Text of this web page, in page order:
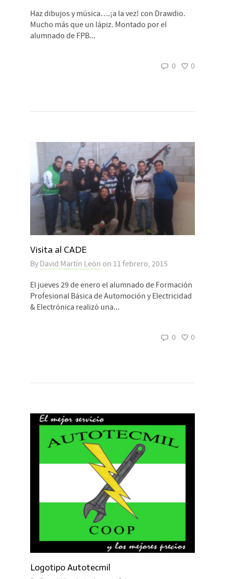
Haz dibujos y música….¡a la vez! con Drawdio.
Mucho más que un lápiz. Montado por el
alumnado de FPB...
0 0
Visita al CADE
By David Martín León on 11 febrero, 2015
El jueves 29 de enero el alumnado de Formación
Profesional Básica de Automoción y Electricidad
& Electrónica realizó una...
0 0
Logotipo Autotecmil